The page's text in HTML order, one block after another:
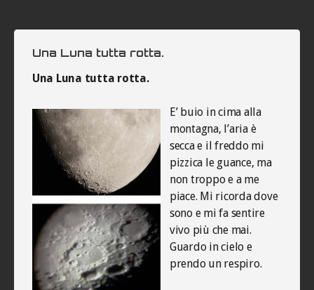
Una Luna tutta rotta.
Una Luna tutta rotta.
E’ buio in cima alla
montagna, l’aria è
secca e il freddo mi
pizzica le guance, ma
non troppo e a me
piace. Mi ricorda dove
sono e mi fa sentire
vivo più che mai.
Guardo in cielo e
prendo un respiro.